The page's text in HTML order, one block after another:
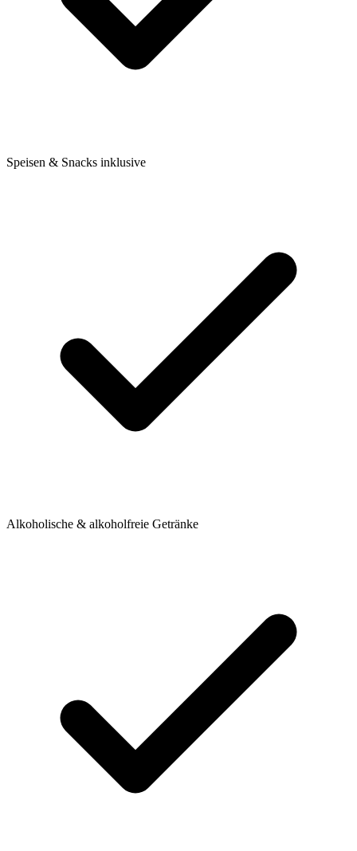
Speisen & Snacks inklusive
Alkoholische & alkoholfreie Getränke